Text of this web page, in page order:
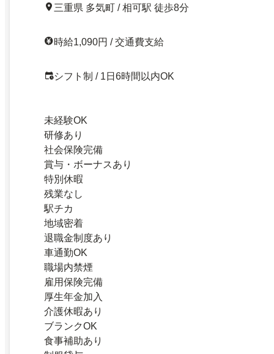
三重県 多気町 / 相可駅 徒歩8分
時給1,090円 / 交通費支給
シフト制 / 1日6時間以内OK
未経験OK
研修あり
社会保険完備
賞与・ボーナスあり
特別休暇
残業なし
駅チカ
地域密着
退職金制度あり
車通勤OK
職場内禁煙
雇用保険完備
厚生年金加入
介護休暇あり
ブランクOK
食事補助あり